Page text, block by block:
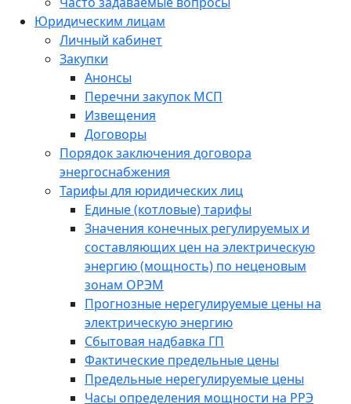
Юридическим лицам
Личный кабинет
Закупки
Анонсы
Перечни закупок МСП
Извещения
Договоры
Порядок заключения договора
энергоснабжения
Тарифы для юридических лиц
Единые (котловые) тарифы
Значения конечных регулируемых и
составляющих цен на электрическую
энергию (мощность) по неценовым
зонам ОРЭМ
Прогнозные нерегулируемые цены на
электрическую энергию
Сбытовая надбавка ГП
Фактические предельные цены
Предельные нерегулируемые цены
Часы определения мощности на РРЭ